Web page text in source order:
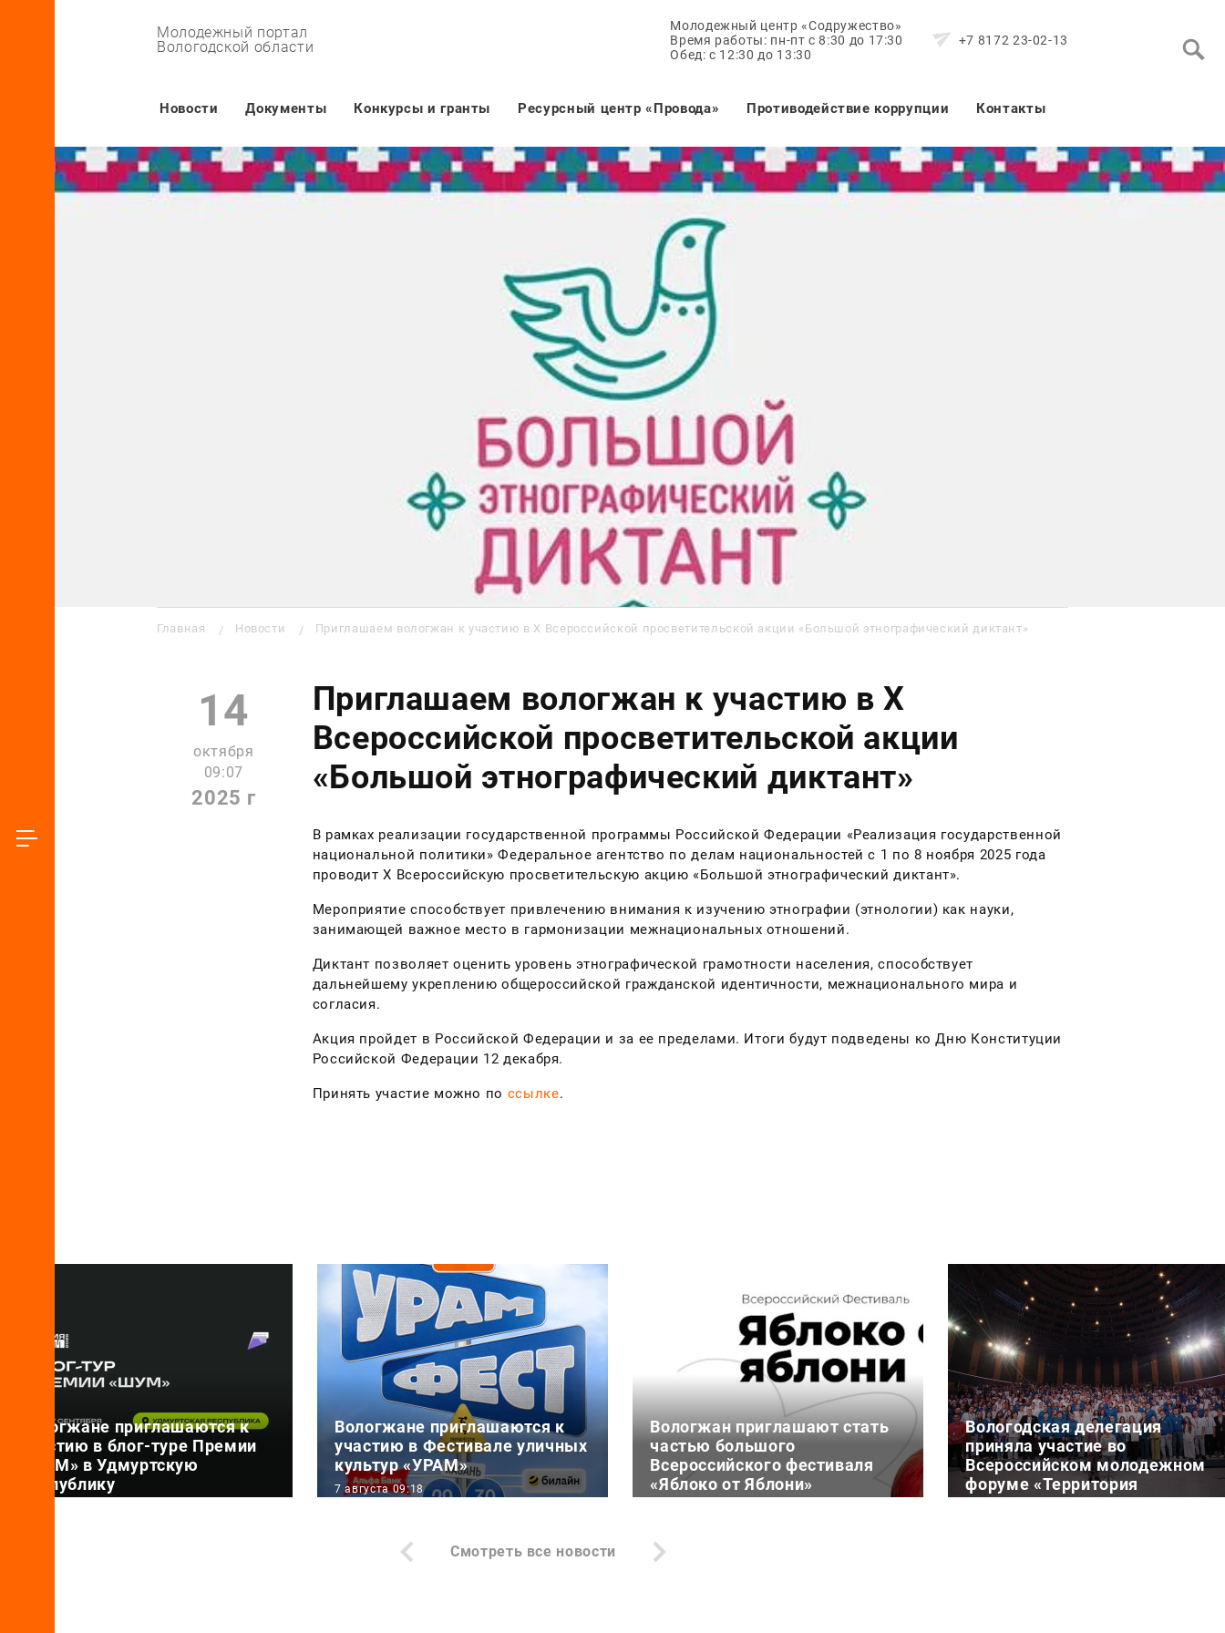
Молодежный портал
Вологодской области
Молодежный центр «Содружество»
Время работы: пн-пт с 8:30 до 17:30
Обед: с 12:30 до 13:30
+7 8172 23-02-13
Основная навигация
Новости Документы Конкурсы и гранты Ресурсный центр «Провода» Противодействие коррупции Контакты
Строка навигации
Главная Новости Приглашаем вологжан к участию в X Всероссийской просветительской акции «Большой этнографический диктант»
14
октября
09:07
2025 г
Приглашаем вологжан к участию в X
Всероссийской просветительской акции
«Большой этнографический диктант»
В рамках реализации государственной программы Российской Федерации «Реализация государственной
национальной политики» Федеральное агентство по делам национальностей с 1 по 8 ноября 2025 года
проводит X Всероссийскую просветительскую акцию «Большой этнографический диктант».
Мероприятие способствует привлечению внимания к изучению этнографии (этнологии) как науки,
занимающей важное место в гармонизации межнациональных отношений.
Диктант позволяет оценить уровень этнографической грамотности населения, способствует
дальнейшему укреплению общероссийской гражданской идентичности, межнационального мира и
согласия.
Акция пройдет в Российской Федерации и за ее пределами. Итоги будут подведены ко Дню Конституции
Российской Федерации 12 декабря.
Принять участие можно по ссылке.
Вологжане приглашаются к
участию в блог-туре Премии
«ШУМ» в Удмуртскую
Республику
Вологжане приглашаются к
участию в Фестивале уличных
культур «УРАМ»
7 августа 09:18
территории экстрим-парка «УРАМ»
пройдет Фестиваль уличных
Вологжан приглашают стать
частью большого
Всероссийского фестиваля
«Яблоко от Яблони»
19 августа Фонд содействия
реализации социальных проектов
Вологодская делегация
приняла участие во
Всероссийском молодежном
форуме «Территория
смыслов»
Смотреть все новости